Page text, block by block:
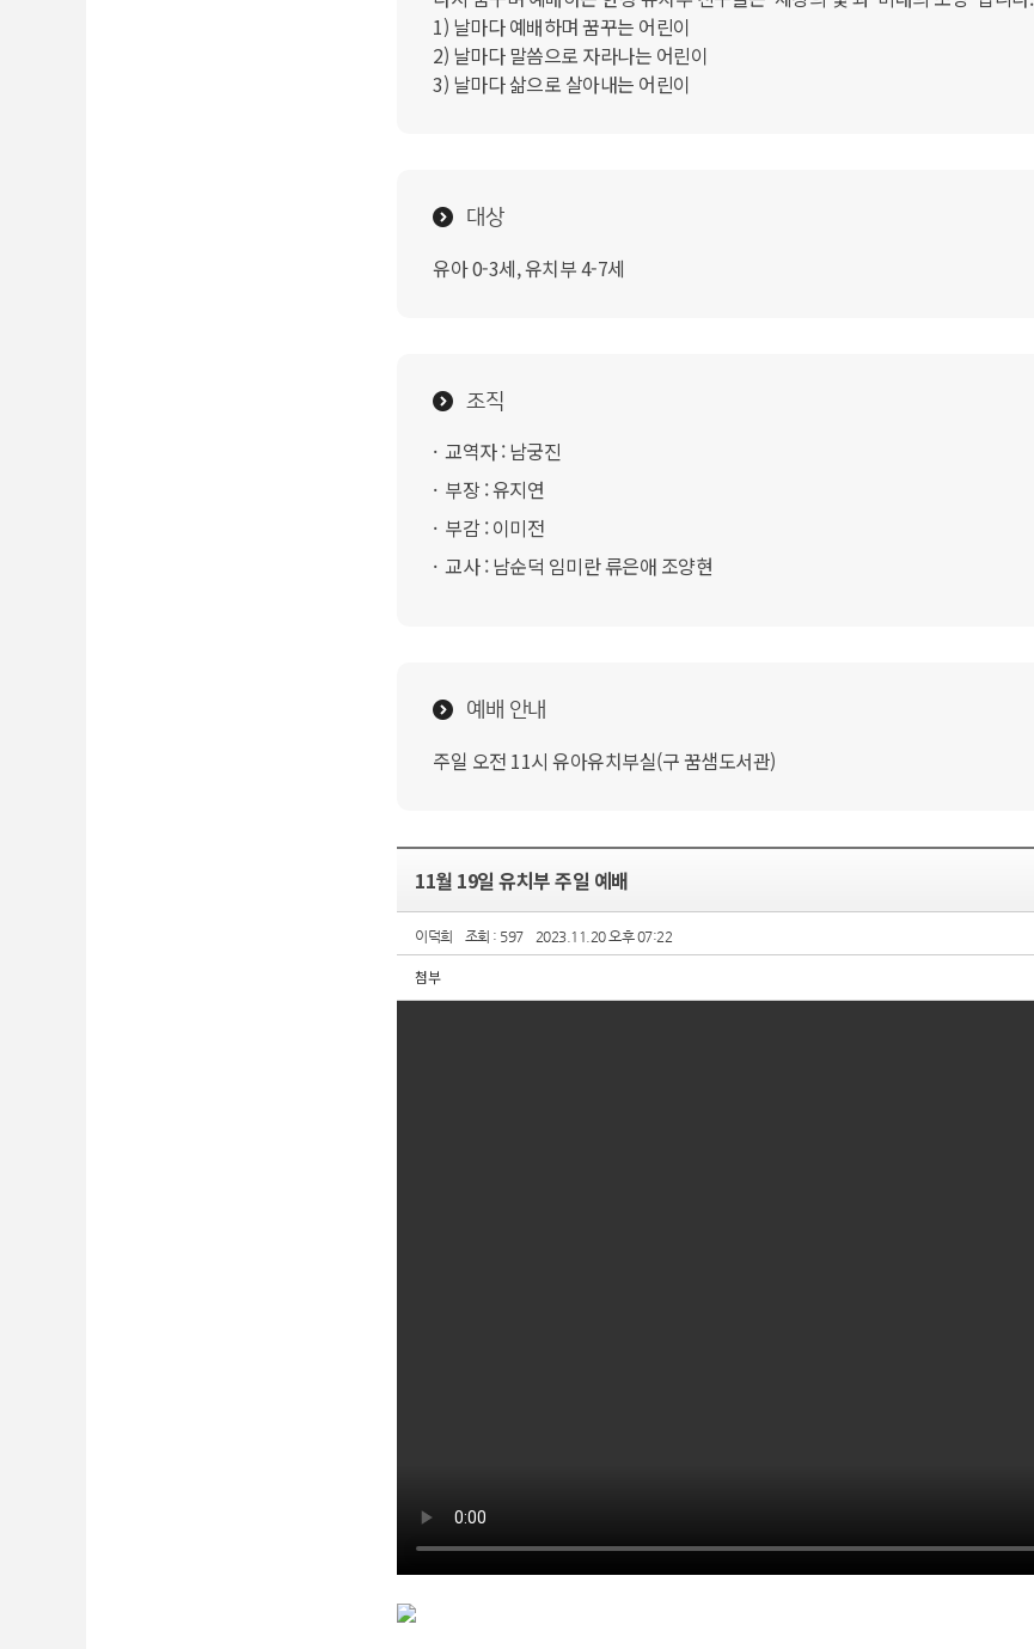
1) 날마다 예배하며 꿈꾸는 어린이
2) 날마다 말씀으로 자라나는 어린이
3) 날마다 삶으로 살아내는 어린이
대상
유아 0-3세, 유치부 4-7세
조직
교역자 : 남궁진
부장 : 유지연
부감 : 이미전
교사 : 남순덕 임미란 류은애 조양현
예배 안내
주일 오전 11시 유아유치부실(구 꿈샘도서관)
11월 19일 유치부 주일 예배
이덕희 조회 : 597 2023.11.20 오후 07:22
첨부